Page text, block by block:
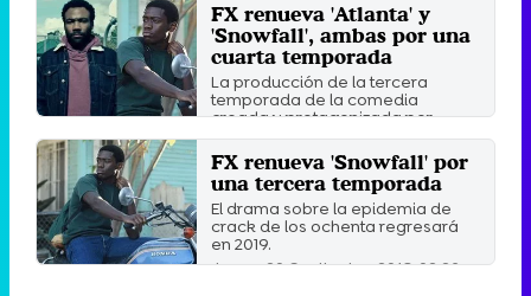
FX renueva 'Atlanta' y
'Snowfall', ambas por una
cuarta temporada
La producción de la tercera
temporada de la comedia
creada y protagonizada por
Donald ...
Miércoles 7 Agosto 2019 01:05
FX renueva 'Snowfall' por
una tercera temporada
El drama sobre la epidemia de
crack de los ochenta regresará
en 2019.
Jueves 20 Septiembre 2018 02:26